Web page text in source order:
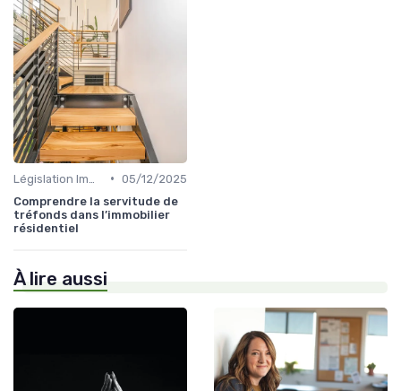
• 05/12/2025
Comprendre la servitude de
tréfonds dans l’immobilier
résidentiel
À lire aussi